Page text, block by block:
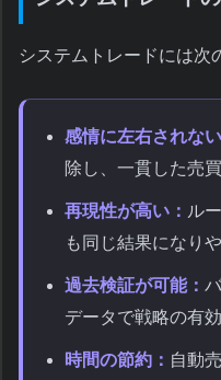
システムトレードには次
感情に左右されない
除し、一貫した売
再現性が高い： ル
も同じ結果になりや
過去検証が可能：
データで戦略の有
時間の節約： 自動